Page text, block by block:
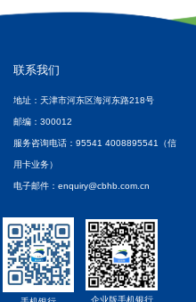
联系我们
地址：天津市河东区海河东路218号
邮编： 300012
服务咨询电话： 95541 4008895541（信
用卡业务）
电子邮件： enquiry@cbhb.com.cn
企业版手机银行